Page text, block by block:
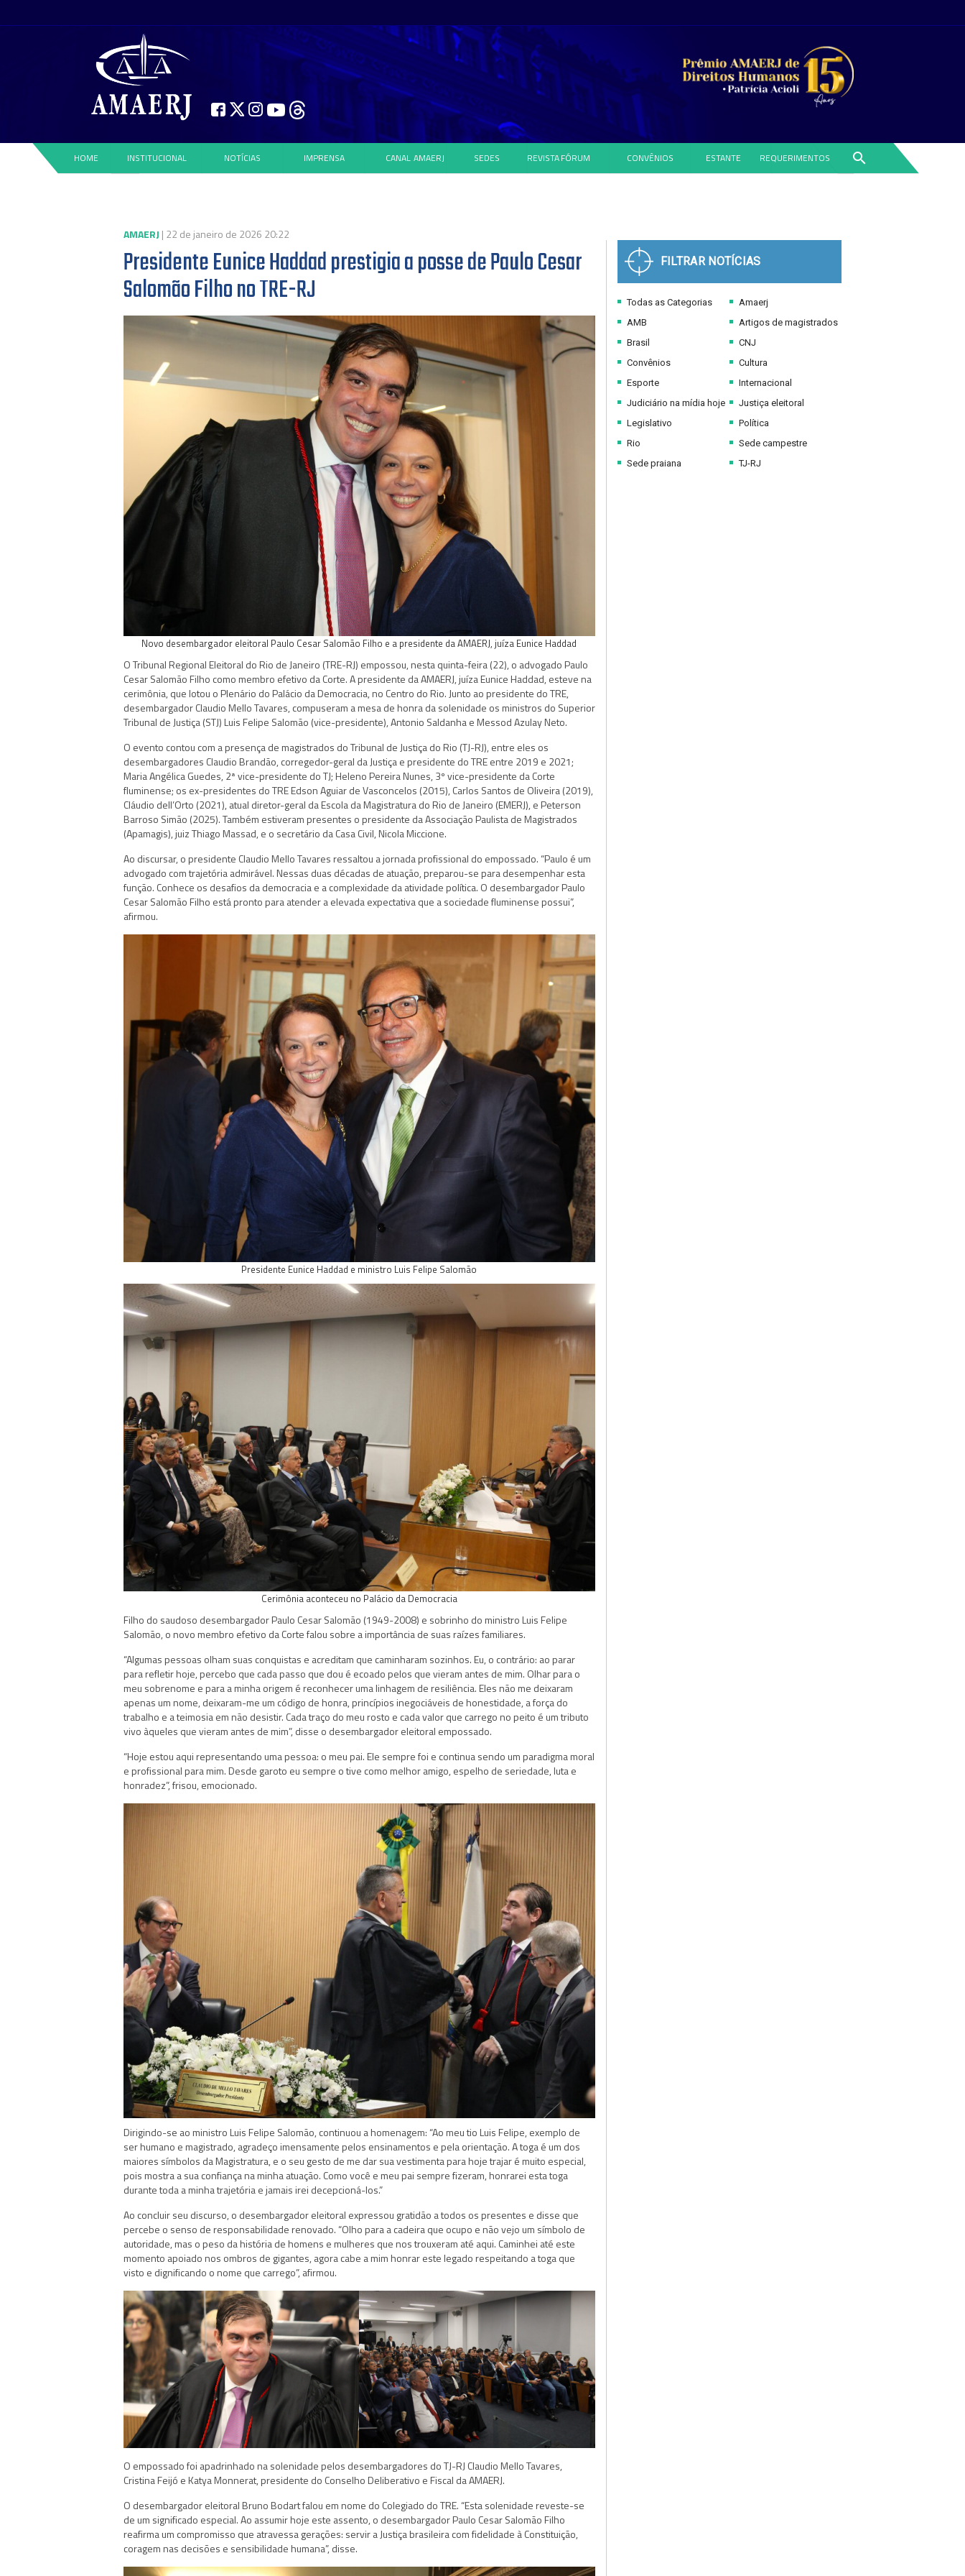
HOME INSTITUCIONAL NOTÍCIAS IMPRENSA CANAL AMAERJ SEDES REVISTAFÓRUM CONVÊNIOS ESTANTE REQUERIMENTOS search
AMAERJ | 22 de janeiro de 2026 20:22
Presidente Eunice Haddad prestigia a posse de Paulo Cesar
Salomão Filho no TRE-RJ
Novo desembargador eleitoral Paulo Cesar Salomão Filho e a presidente da AMAERJ, juíza Eunice Haddad
O Tribunal Regional Eleitoral do Rio de Janeiro (TRE-RJ) empossou, nesta quinta-feira (22), o advogado Paulo
Cesar Salomão Filho como membro efetivo da Corte. A presidente da AMAERJ, juíza Eunice Haddad, esteve na
cerimônia, que lotou o Plenário do Palácio da Democracia, no Centro do Rio. Junto ao presidente do TRE,
desembargador Claudio Mello Tavares, compuseram a mesa de honra da solenidade os ministros do Superior
Tribunal de Justiça (STJ) Luis Felipe Salomão (vice-presidente), Antonio Saldanha e Messod Azulay Neto.
O evento contou com a presença de magistrados do Tribunal de Justiça do Rio (TJ-RJ), entre eles os
desembargadores Claudio Brandão, corregedor-geral da Justiça e presidente do TRE entre 2019 e 2021;
Maria Angélica Guedes, 2ª vice-presidente do TJ; Heleno Pereira Nunes, 3º vice-presidente da Corte
fluminense; os ex-presidentes do TRE Edson Aguiar de Vasconcelos (2015), Carlos Santos de Oliveira (2019),
Cláudio dell’Orto (2021), atual diretor-geral da Escola da Magistratura do Rio de Janeiro (EMERJ), e Peterson
Barroso Simão (2025). Também estiveram presentes o presidente da Associação Paulista de Magistrados
(Apamagis), juiz Thiago Massad, e o secretário da Casa Civil, Nicola Miccione.
Ao discursar, o presidente Claudio Mello Tavares ressaltou a jornada profissional do empossado. “Paulo é um
advogado com trajetória admirável. Nessas duas décadas de atuação, preparou-se para desempenhar esta
função. Conhece os desafios da democracia e a complexidade da atividade política. O desembargador Paulo
Cesar Salomão Filho está pronto para atender a elevada expectativa que a sociedade fluminense possui”,
afirmou.
Presidente Eunice Haddad e ministro Luis Felipe Salomão
Cerimônia aconteceu no Palácio da Democracia
Filho do saudoso desembargador Paulo Cesar Salomão (1949-2008) e sobrinho do ministro Luis Felipe
Salomão, o novo membro efetivo da Corte falou sobre a importância de suas raízes familiares.
“Algumas pessoas olham suas conquistas e acreditam que caminharam sozinhos. Eu, o contrário: ao parar
para refletir hoje, percebo que cada passo que dou é ecoado pelos que vieram antes de mim. Olhar para o
meu sobrenome e para a minha origem é reconhecer uma linhagem de resiliência. Eles não me deixaram
apenas um nome, deixaram-me um código de honra, princípios inegociáveis de honestidade, a força do
trabalho e a teimosia em não desistir. Cada traço do meu rosto e cada valor que carrego no peito é um tributo
vivo àqueles que vieram antes de mim”, disse o desembargador eleitoral empossado.
“Hoje estou aqui representando uma pessoa: o meu pai. Ele sempre foi e continua sendo um paradigma moral
e profissional para mim. Desde garoto eu sempre o tive como melhor amigo, espelho de seriedade, luta e
honradez”, frisou, emocionado.
Dirigindo-se ao ministro Luis Felipe Salomão, continuou a homenagem: “Ao meu tio Luis Felipe, exemplo de
ser humano e magistrado, agradeço imensamente pelos ensinamentos e pela orientação. A toga é um dos
maiores símbolos da Magistratura, e o seu gesto de me dar sua vestimenta para hoje trajar é muito especial,
pois mostra a sua confiança na minha atuação. Como você e meu pai sempre fizeram, honrarei esta toga
durante toda a minha trajetória e jamais irei decepcioná-los.”
Ao concluir seu discurso, o desembargador eleitoral expressou gratidão a todos os presentes e disse que
percebe o senso de responsabilidade renovado. “Olho para a cadeira que ocupo e não vejo um símbolo de
autoridade, mas o peso da história de homens e mulheres que nos trouxeram até aqui. Caminhei até este
momento apoiado nos ombros de gigantes, agora cabe a mim honrar este legado respeitando a toga que
visto e dignificando o nome que carrego”, afirmou.
O empossado foi apadrinhado na solenidade pelos desembargadores do TJ-RJ Claudio Mello Tavares,
Cristina Feijó e Katya Monnerat, presidente do Conselho Deliberativo e Fiscal da AMAERJ.
O desembargador eleitoral Bruno Bodart falou em nome do Colegiado do TRE. “Esta solenidade reveste-se
de um significado especial. Ao assumir hoje este assento, o desembargador Paulo Cesar Salomão Filho
reafirma um compromisso que atravessa gerações: servir a Justiça brasileira com fidelidade à Constituição,
coragem nas decisões e sensibilidade humana”, disse.
FILTRAR NOTÍCIAS
Todas as Categorias
AMB
Brasil
Convênios
Esporte
Judiciário na mídia hoje
Legislativo
Rio
Sede praiana
Amaerj
Artigos de magistrados
CNJ
Cultura
Internacional
Justiça eleitoral
Política
Sede campestre
TJ-RJ